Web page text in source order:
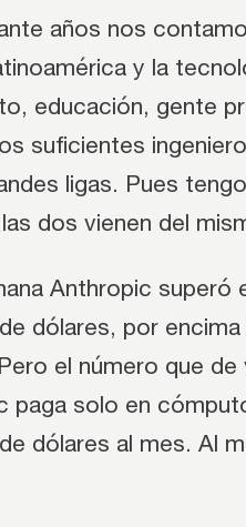
años nos
y la
educación, gente
suficientes
ligas. Pues
dos vienen del
Anthropic superó
dólares, por
el número que
paga solo en
dólares al mes. Al